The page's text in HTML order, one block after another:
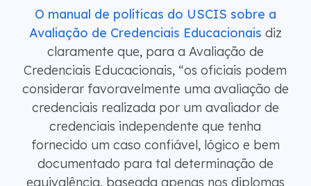
O manual de políticas do USCIS sobre a
Avaliação de Credenciais Educacionais diz
claramente que, para a Avaliação de
Credenciais Educacionais, “os oficiais podem
considerar favoravelmente uma avaliação de
credenciais realizada por um avaliador de
credenciais independente que tenha
fornecido um caso confiável, lógico e bem
documentado para tal determinação de
equivalência, baseada apenas nos diplomas